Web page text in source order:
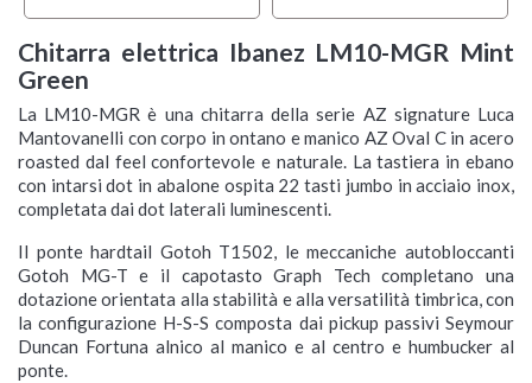
Chitarra elettrica Ibanez LM10-MGR Mint
Green
La LM10-MGR è una chitarra della serie AZ signature Luca
Mantovanelli con corpo in ontano e manico AZ Oval C in acero
roasted dal feel confortevole e naturale. La tastiera in ebano
con intarsi dot in abalone ospita 22 tasti jumbo in acciaio inox,
completata dai dot laterali luminescenti.
Il ponte hardtail Gotoh T1502, le meccaniche autobloccanti
Gotoh MG-T e il capotasto Graph Tech completano una
dotazione orientata alla stabilità e alla versatilità timbrica, con
la configurazione H-S-S composta dai pickup passivi Seymour
Duncan Fortuna alnico al manico e al centro e humbucker al
ponte.